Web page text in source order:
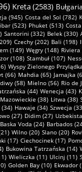
Kreta (2583)
(945) Costa del Sol (782)
(523) Phuket (513)
Santorini (332) Belek (330)
Czechy (202) Bali (198)
(149) Węgry (148) Riviera
(108) Stambuł (107)
Wyspy Zielonego
(66) Mahdia (65) Jamajka
(58) Mielno (56) Rio de
(44) Wenecja (43)
Mazowieckie (38) Litwa (38)
Hawaje (34) Szwecja
(27) Didim (27)
Baska Voda (24) Barbados
Wilno (20) Slano (20)
(17) Ciechocinek (17)
Bukowina Tatrzańska (14)
Wieliczka (11) Ulcinj (11)
Golden Bay (10) Ekwador